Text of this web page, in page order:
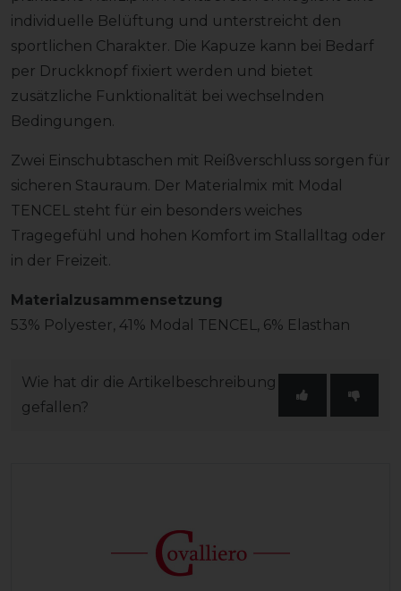
individuelle Belüftung und unterstreicht den
sportlichen Charakter. Die Kapuze kann bei Bedarf
per Druckknopf fixiert werden und bietet
zusätzliche Funktionalität bei wechselnden
Bedingungen.
Zwei Einschubtaschen mit Reißverschluss sorgen für
sicheren Stauraum. Der Materialmix mit Modal
TENCEL steht für ein besonders weiches
Tragegefühl und hohen Komfort im Stallalltag oder
in der Freizeit.
Materialzusammensetzung
53% Polyester, 41% Modal TENCEL, 6% Elasthan
Wie hat dir die Artikelbeschreibung
gefallen?